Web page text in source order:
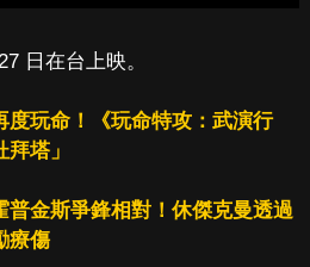
日在台上映。
度玩命！《玩命特攻：武演行
塔」
普金斯爭鋒相對！休傑克曼透過
療傷